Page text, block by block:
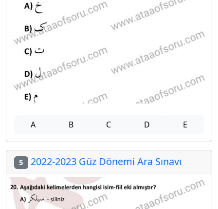
A B C D E
5 2022-2023 Güz Dönemi Ara Sınavı